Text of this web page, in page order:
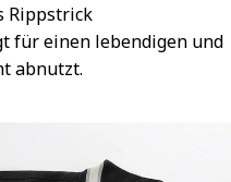
Rippstrick
für einen lebendigen und
abnutzt.